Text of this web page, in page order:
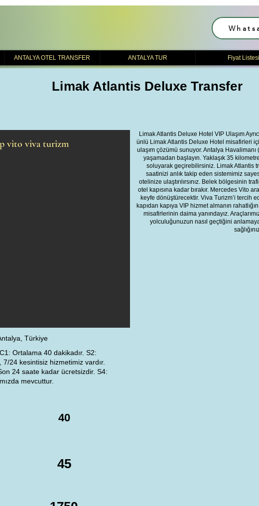
ANTALYA OTEL TRANSFER ANTALYA TUR Fiyat Listesi
Limak Atlantis Deluxe Transfer
vito viva turizm
Türkiye
Ortalama 40 dakikadır. S2:
24 kesintisiz hizmetimiz vardır.
24 saate kadar ücretsizdir. S4:
mevcuttur.
40
45
Limak Atlantis Deluxe Hotel VIP Ulaşım
ünlü Limak Atlantis Deluxe Hotel misafirleri
ulaşım çözümü sunuyor. Antalya
yaşamadan başlayın. Yaklaşık 35
soluyarak geçirebilirsiniz. Limak Atlantis
saatinizi anlık takip eden sistemimiz
otelinize ulaştırılırsınız. Belek bölgesinin
otel kapısına kadar bırakır. Mercedes Vito
keyfe dönüştürecektir. Viva Turizm’i tercih
kapıdan kapıya VIP hizmet almanın
misafirlerinin daima yanındayız.
yolculuğunuzun nasıl geçtiğini